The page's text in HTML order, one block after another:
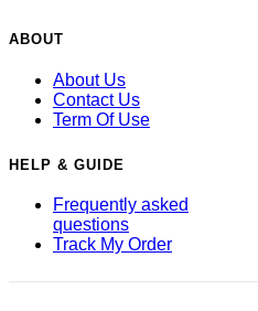
ABOUT
About Us
Contact Us
Term Of Use
HELP & GUIDE
Frequently asked
questions
Track My Order